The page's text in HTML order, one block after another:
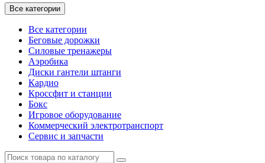
Все категории
Все категории
Беговые дорожки
Силовые тренажеры
Аэробика
Диски гантели штанги
Кардио
Кроссфит и станции
Бокс
Игровое оборудование
Коммерческий электротранспорт
Сервис и запчасти